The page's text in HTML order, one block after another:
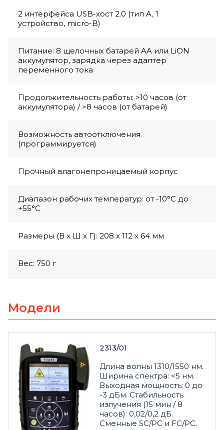
2 интерфейса USB-хост 2.0 (тип A, 1
устройство, micro-B)
Питание: 8 щелочных батарей AA или LiON
аккумулятор, зарядка через адаптер
переменного тока
Продолжительность работы: >10 часов (от
аккумулятора) / >8 часов (от батарей)
Возможность автоотключения
(программируется)
Прочный влагонепроницаемый корпус
Диапазон рабочих температур: от -10°C до
+55°C
Размеры (В x Ш x Г): 208 x 112 x 64 мм
Вес: 750 г
Модели
2313/01
Длина волны 1310/1550 нм.
Ширина спектра: <5 нм.
Выходная мощность: 0 до
-3 дБм. Стабильность
излучения (15 мин / 8
часов): 0,02/0,2 дБ.
Сменные SC/PC и FC/PC.